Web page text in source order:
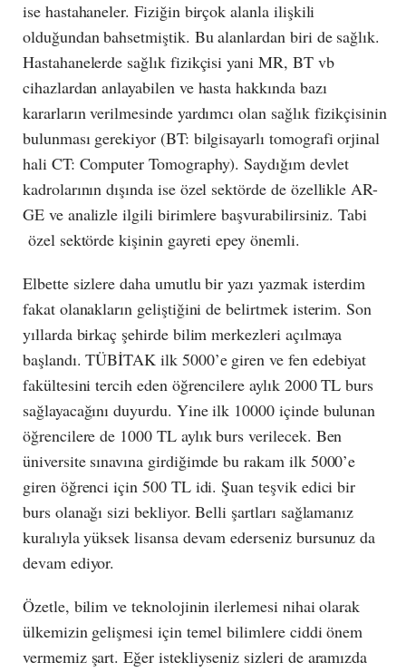
ise hastahaneler. Fiziğin birçok alanla ilişkili
olduğundan bahsetmiştik. Bu alanlardan biri de sağlık.
Hastahanelerde sağlık fizikçisi yani MR, BT vb
cihazlardan anlayabilen ve hasta hakkında bazı
kararların verilmesinde yardımcı olan sağlık fizikçisinin
bulunması gerekiyor (BT: bilgisayarlı tomografi orjinal
hali CT: Computer Tomography). Saydığım devlet
kadrolarının dışında ise özel sektörde de özellikle AR-
GE ve analizle ilgili birimlere başvurabilirsiniz. Tabi
özel sektörde kişinin gayreti epey önemli.
Elbette sizlere daha umutlu bir yazı yazmak isterdim
fakat olanakların geliştiğini de belirtmek isterim. Son
yıllarda birkaç şehirde bilim merkezleri açılmaya
başlandı. TÜBİTAK ilk 5000’e giren ve fen edebiyat
fakültesini tercih eden öğrencilere aylık 2000 TL burs
sağlayacağını duyurdu. Yine ilk 10000 içinde bulunan
öğrencilere de 1000 TL aylık burs verilecek. Ben
üniversite sınavına girdiğimde bu rakam ilk 5000’e
giren öğrenci için 500 TL idi. Şuan teşvik edici bir
burs olanağı sizi bekliyor. Belli şartları sağlamanız
kuralıyla yüksek lisansa devam ederseniz bursunuz da
devam ediyor.
Özetle, bilim ve teknolojinin ilerlemesi nihai olarak
ülkemizin gelişmesi için temel bilimlere ciddi önem
vermemiz şart. Eğer istekliyseniz sizleri de aramızda